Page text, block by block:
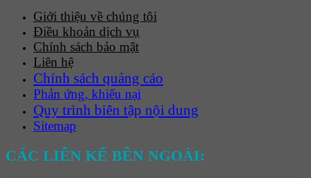
Giới thiệu về chúng tôi
Điều khoản dịch vụ
Chính sách bảo mật
Liên hệ
Chính sách quảng cáo
Phản ứng, khiếu nại
Quy trình biên tập nội dung
Sitemap
CÁC LIÊN KẾ BÊN NGOÀI: